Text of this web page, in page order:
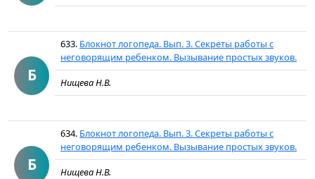
Б
633. Блокнот логопеда. Вып. 3. Секреты работы с
неговорящим ребенком. Вызывание простых звуков.
Нищева Н.В.
Б
634. Блокнот логопеда. Вып. 3. Секреты работы с
неговорящим ребенком. Вызывание простых звуков.
Нищева Н.В.